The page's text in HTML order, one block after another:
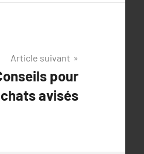
Article suivant
pour
avisés